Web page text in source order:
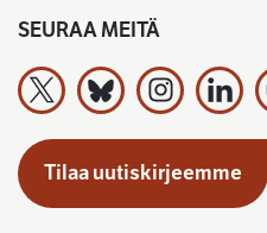
SEURAA MEITÄ
Työeläkevakuuttajat TELA
Tilaa uutiskirjeemme